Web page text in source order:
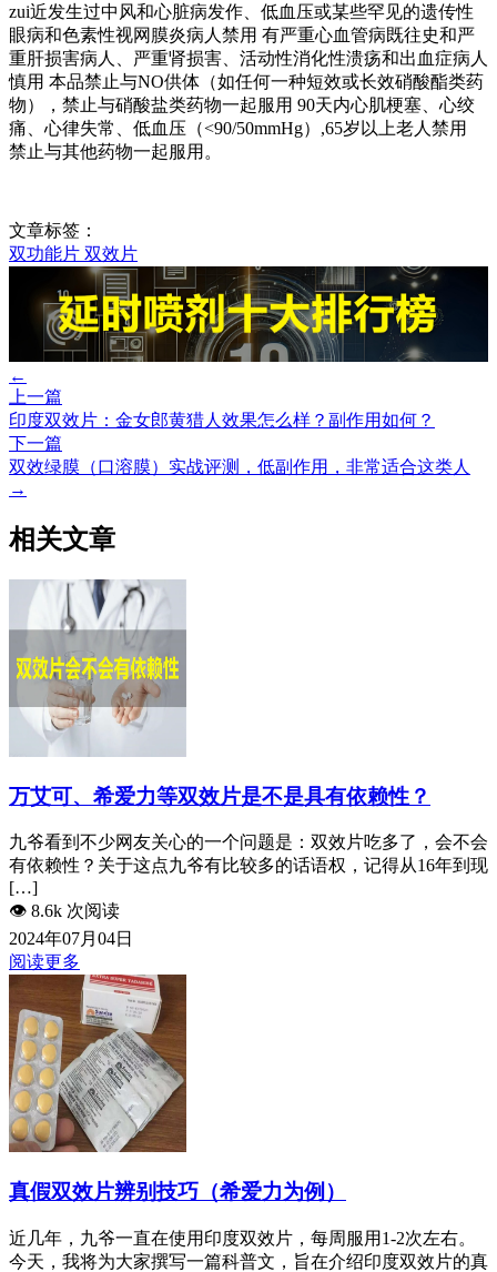
zui近发生过中风和心脏病发作、低血压或某些罕见的遗传性
眼病和色素性视网膜炎病人禁用 有严重心血管病既往史和严
重肝损害病人、严重肾损害、活动性消化性溃疡和出血症病人
慎用 本品禁止与NO供体（如任何一种短效或长效硝酸酯类药
物），禁止与硝酸盐类药物一起服用 90天内心肌梗塞、心绞
痛、心律失常、低血压（<90/50mmHg）,65岁以上老人禁用
禁止与其他药物一起服用。
文章标签：
双功能片 双效片
←
上一篇
印度双效片：金女郎黄猎人效果怎么样？副作用如何？
下一篇
双效绿膜（口溶膜）实战评测，低副作用，非常适合这类人
→
相关文章
万艾可、希爱力等双效片是不是具有依赖性？
九爷看到不少网友关心的一个问题是：双效片吃多了，会不会
有依赖性？关于这点九爷有比较多的话语权，记得从16年到现
[…]
👁️ 8.6k 次阅读
2024年07月04日
阅读更多
真假双效片辨别技巧（希爱力为例）
近几年，九爷一直在使用印度双效片，每周服用1-2次左右。
今天，我将为大家撰写一篇科普文，旨在介绍印度双效片的真